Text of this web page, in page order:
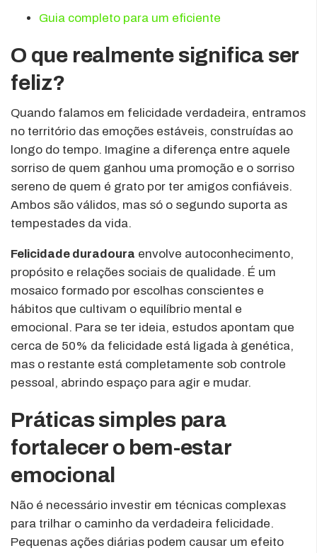
Guia completo para um eficiente
O que realmente significa ser
feliz?
Quando falamos em felicidade verdadeira, entramos
no território das emoções estáveis, construídas ao
longo do tempo. Imagine a diferença entre aquele
sorriso de quem ganhou uma promoção e o sorriso
sereno de quem é grato por ter amigos confiáveis.
Ambos são válidos, mas só o segundo suporta as
tempestades da vida.
Felicidade duradoura envolve autoconhecimento,
propósito e relações sociais de qualidade. É um
mosaico formado por escolhas conscientes e
hábitos que cultivam o equilíbrio mental e
emocional. Para se ter ideia, estudos apontam que
cerca de 50% da felicidade está ligada à genética,
mas o restante está completamente sob controle
pessoal, abrindo espaço para agir e mudar.
Práticas simples para
fortalecer o bem-estar
emocional
Não é necessário investir em técnicas complexas
para trilhar o caminho da verdadeira felicidade.
Pequenas ações diárias podem causar um efeito